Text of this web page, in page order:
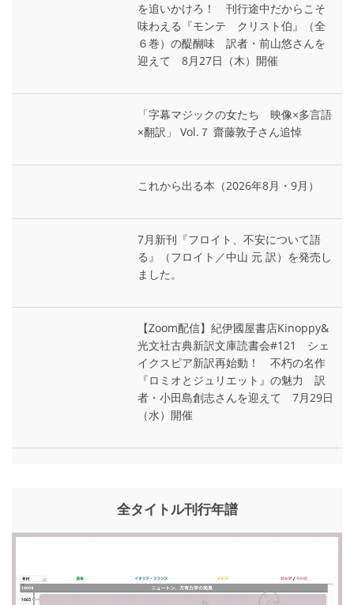
を追いかけろ！ 刊行途中だからこそ
味わえる『モンテ゠クリスト伯』（全
６巻）の醍醐味 訳者・前山悠さんを
迎えて 8月27日（木）開催
「字幕マジックの女たち 映像×多言語
×翻訳」 Vol.７ 齋藤敦子さん追悼
これから出る本（2026年8月・9月）
7月新刊『フロイト、不安について語
る』（フロイト／中山 元 訳）を発売し
ました。
【Zoom配信】紀伊國屋書店Kinoppy&
光文社古典新訳文庫読書会#121 シェ
イクスピア新訳再始動！ 不朽の名作
『ロミオとジュリエット』の魅力 訳
者・小田島創志さんを迎えて 7月29日
（水）開催
全タイトル刊行年譜